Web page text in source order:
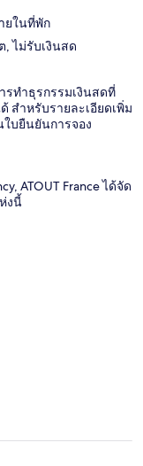
ยในที่พัก
ไม่รับเงินสด
รทำธุรกรรมเงินสดที่
สำหรับรายละเอียดเพิ่ม
บยืนยันการจอง
ATOUT France ได้จัด
งนี้